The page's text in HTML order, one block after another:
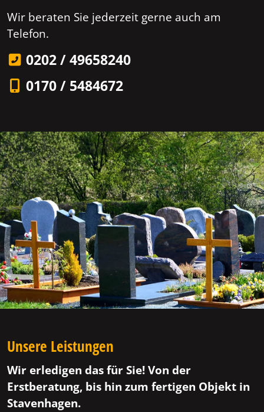
Wir beraten Sie jederzeit gerne auch am
Telefon.
0202 / 49658240
0170 / 5484672
Unsere Leistungen
Wir erledigen das für Sie! Von der
Erstberatung, bis hin zum fertigen Objekt in
Stavenhagen.